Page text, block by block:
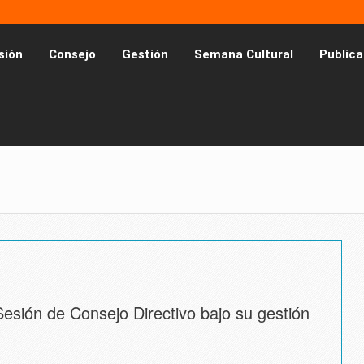
Consejo Gestión Semana Cultural
de Consejo Directivo bajo su gestión